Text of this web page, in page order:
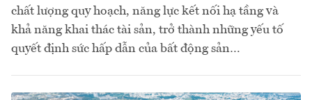
chất lượng quy hoạch, năng lực kết nối hạ tầng và
khả năng khai thác tài sản, trở thành những yếu tố
quyết định sức hấp dẫn của bất động sản…